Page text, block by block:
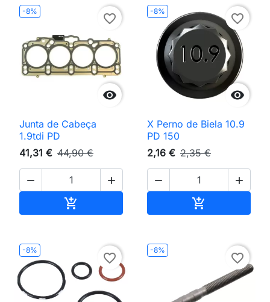
-8%

favorite_border
Junta de Cabeça
1.9tdi PD
41,31 € 44,90 €
 

-8%

favorite_border
X Perno de Biela 10.9
PD 150
2,16 € 2,35 €
 

-8%
favorite_border
-8%
favorite_border